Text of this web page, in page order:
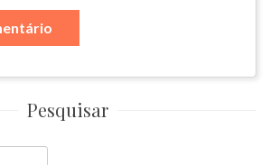
Pesquisar